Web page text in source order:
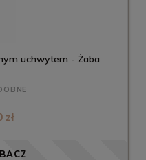
uchwytem - Żaba
zł